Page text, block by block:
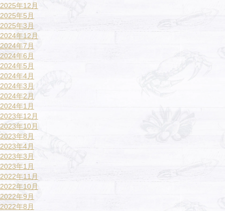
2025年12月
2025年5月
2025年3月
2024年12月
2024年7月
2024年6月
2024年5月
2024年4月
2024年3月
2024年2月
2024年1月
2023年12月
2023年10月
2023年8月
2023年4月
2023年3月
2023年1月
2022年11月
2022年10月
2022年9月
2022年8月